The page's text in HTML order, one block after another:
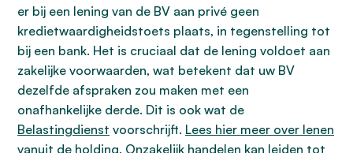
er bij een lening van de BV aan privé geen
kredietwaardigheidstoets plaats, in tegenstelling tot
bij een bank. Het is cruciaal dat de lening voldoet aan
zakelijke voorwaarden, wat betekent dat uw BV
dezelfde afspraken zou maken met een
onafhankelijke derde. Dit is ook wat de
Belastingdienst voorschrijft. Lees hier meer over lenen
vanuit de holding. Onzakelijk handelen kan leiden tot